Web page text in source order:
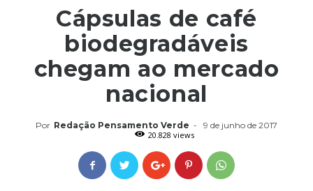
Cápsulas de café
biodegradáveis
chegam ao mercado
nacional
Por Redação Pensamento Verde -
9 de junho de 2017
20.828 views